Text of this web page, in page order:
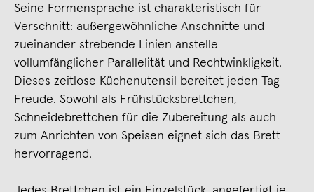
Seine Formensprache ist charakteristisch für
Verschnitt: außergewöhnliche Anschnitte und
zueinander strebende Linien anstelle
vollumfänglicher Parallelität und Rechtwinkligkeit.
Dieses zeitlose Küchenutensil bereitet jeden Tag
Freude. Sowohl als Frühstücksbrettchen,
Schneidebrettchen für die Zubereitung als auch
zum Anrichten von Speisen eignet sich das Brett
hervorragend.